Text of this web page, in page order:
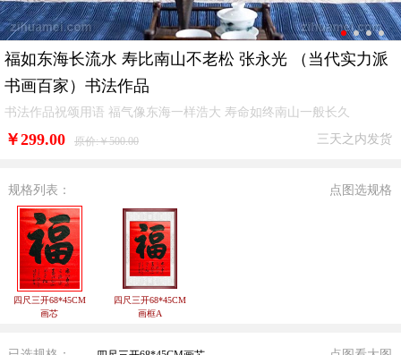
福如东海长流水 寿比南山不老松 张永光 （当代实力派
书画百家）书法作品
书法作品祝颂用语 福气像东海一样浩大 寿命如终南山一般长久
￥299.00 原价:￥500.00 三天之内发货
规格列表： 点图选规格
四尺三开68*45CM
画芯
四尺三开68*45CM
画框A